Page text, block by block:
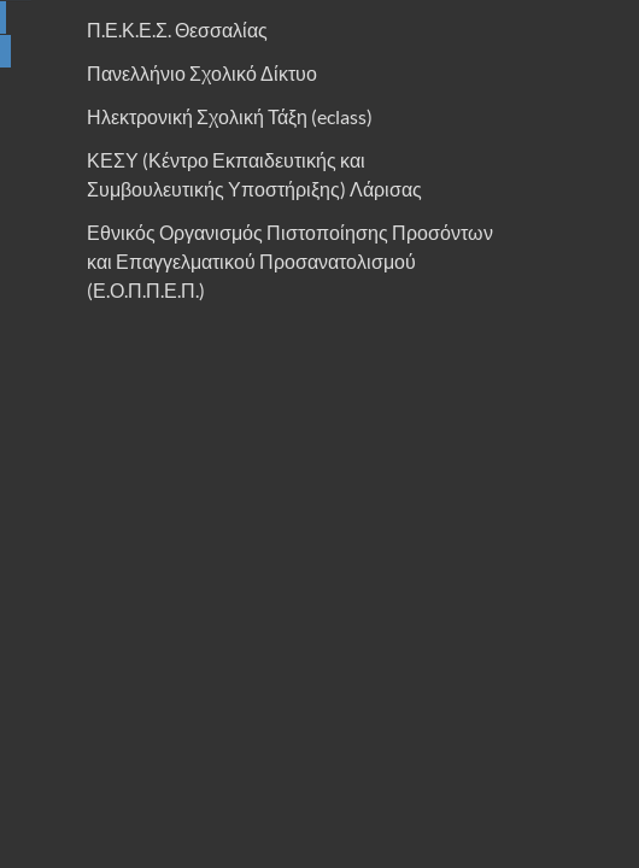
Π.Ε.Κ.Ε.Σ. Θεσσαλίας
Πανελλήνιο Σχολικό Δίκτυο
Ηλεκτρονική Σχολική Τάξη (eclass)
ΚΕΣΥ (Κέντρο Εκπαιδευτικής και
Συμβουλευτικής Υποστήριξης) Λάρισας
Εθνικός Οργανισμός Πιστοποίησης Προσόντων
και Επαγγελματικού Προσανατολισμού
(Ε.Ο.Π.Π.Ε.Π.)